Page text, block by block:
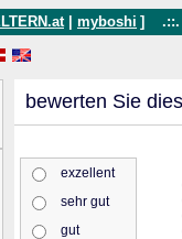
myboshi ] .::.
bewerten Sie
exzellent
sehr gut
gut